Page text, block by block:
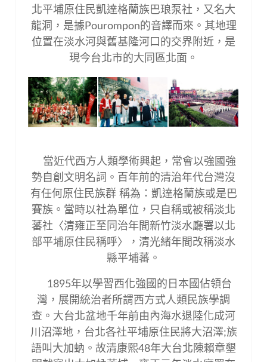
北平埔原住民凱達格蘭族巴琅泵社，又名大
龍洞，是據 Pourompon的音譯而來。其地理
位置在淡水河與舊基隆河口的交界附近，是
現今台北市的大同區北面。
當近代西方人類學術興起，常會以強國強
勢自創文明名詞。百年前的清治年代台灣沒
有任何原住民族群 稱為：凱達格蘭族或是巴
賽族。當時以社為單位，只自稱或被稱淡北
蕃社〈清雍正至同治年間新竹淡水廳署以北
部平埔原住民稱呼〉，清光緒年間改稱淡水
縣平埔蕃。
1895年以學習西化強國的日本國佔領台
灣，展開統治者所謂西方式人類民族學調
查。大台北盆地千年前由內海水退陸化成河
川沼澤地，台北各社平埔原住民將大沼澤;族
語叫大加蚋。故清康熙48年大台北陳賴章墾